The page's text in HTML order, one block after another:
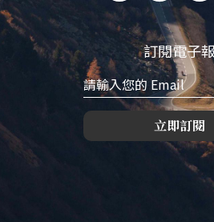
訂閱電子報
立即訂閱